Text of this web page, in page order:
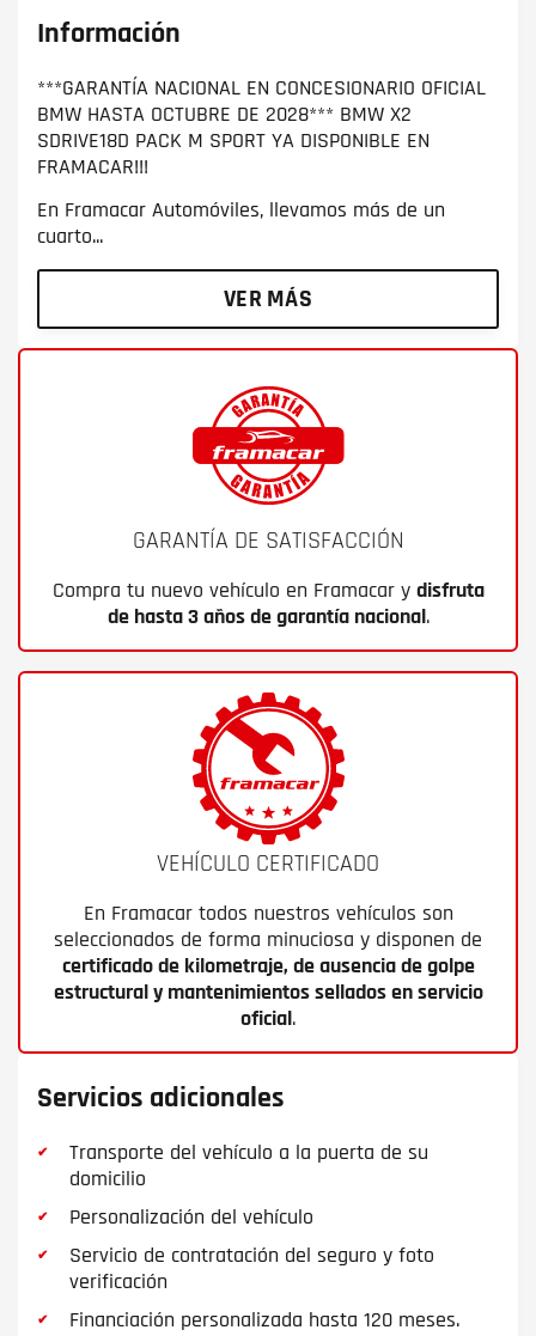
Información
***GARANTÍA NACIONAL EN CONCESIONARIO OFICIAL
BMW HASTA OCTUBRE DE 2028*** BMW X2
SDRIVE18D PACK M SPORT YA DISPONIBLE EN
FRAMACAR!!!
En Framacar Automóviles, llevamos más de un
cuarto...
VER MÁS
GARANTÍA DE SATISFACCIÓN
Compra tu nuevo vehículo en Framacar y disfruta
de hasta 3 años de garantía nacional.
VEHÍCULO CERTIFICADO
En Framacar todos nuestros vehículos son
seleccionados de forma minuciosa y disponen de
certificado de kilometraje, de ausencia de golpe
estructural y mantenimientos sellados en servicio
oficial.
Servicios adicionales
Transporte del vehículo a la puerta de su
domicilio
Personalización del vehículo
Servicio de contratación del seguro y foto
verificación
Financiación personalizada hasta 120 meses.